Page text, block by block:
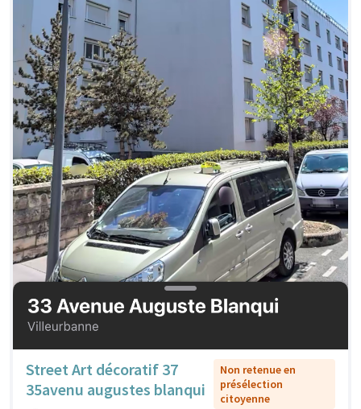
Street Art décoratif 37
35avenu augustes blanqui
Non retenue en
présélection
citoyenne